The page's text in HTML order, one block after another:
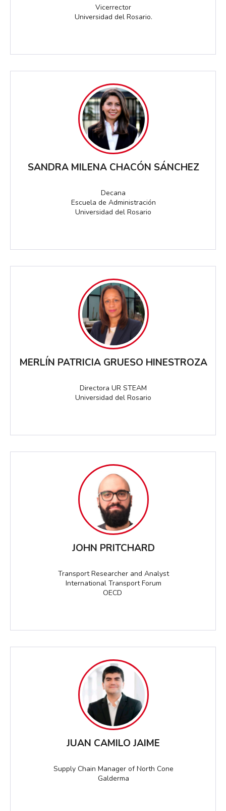
Vicerrector
Universidad del Rosario.
SANDRA MILENA CHACÓN SÁNCHEZ
Decana
Escuela de Administración
Universidad del Rosario
MERLÍN PATRICIA GRUESO HINESTROZA
Directora UR STEAM
Universidad del Rosario
JOHN PRITCHARD
Transport Researcher and Analyst
International Transport Forum
OECD
JUAN CAMILO JAIME
Supply Chain Manager of North Cone
Galderma